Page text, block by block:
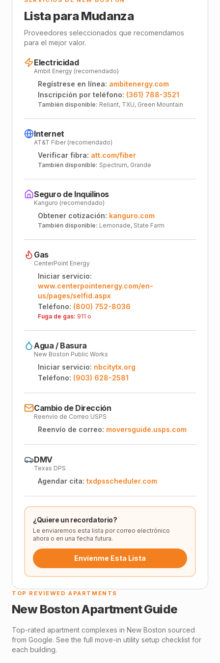
Lista para Mudanza
Proveedores seleccionados que recomendamos
para el mejor valor.
Electricidad
Ambit Energy (recomendado)
Regístrese en línea: ambitenergy.com
Inscripción por teléfono: (361) 788-3521
También disponible: Reliant, TXU, Green Mountain
Internet
AT&T Fiber (recomendado)
Verificar fibra: att.com/fiber
También disponible: Spectrum, Grande
Seguro de Inquilinos
Kanguro (recomendado)
Obtener cotización: kanguro.com
También disponible: Lemonade, State Farm
Gas
CenterPoint Energy
Iniciar servicio:
www.centerpointenergy.com/en-
us/pages/selfid.aspx
Teléfono: (800) 752-8036
Fuga de gas: 911 o
Agua / Basura
New Boston Public Works
Iniciar servicio: nbcitytx.org
Teléfono: (903) 628-2581
Cambio de Dirección
Reenvío de Correo USPS
Reenvío de correo: moversguide.usps.com
DMV
Texas DPS
Agendar cita: txdpsscheduler.com
¿Quiere un recordatorio?
Le enviaremos esta lista por correo electrónico
ahora o en una fecha futura.
Envíenme Esta Lista
TOP REVIEWED APARTMENTS
New BostonApartment Guide
Top-rated apartment complexes in New Boston sourced
from Google. See the full move-in utility setup checklist for
each building.